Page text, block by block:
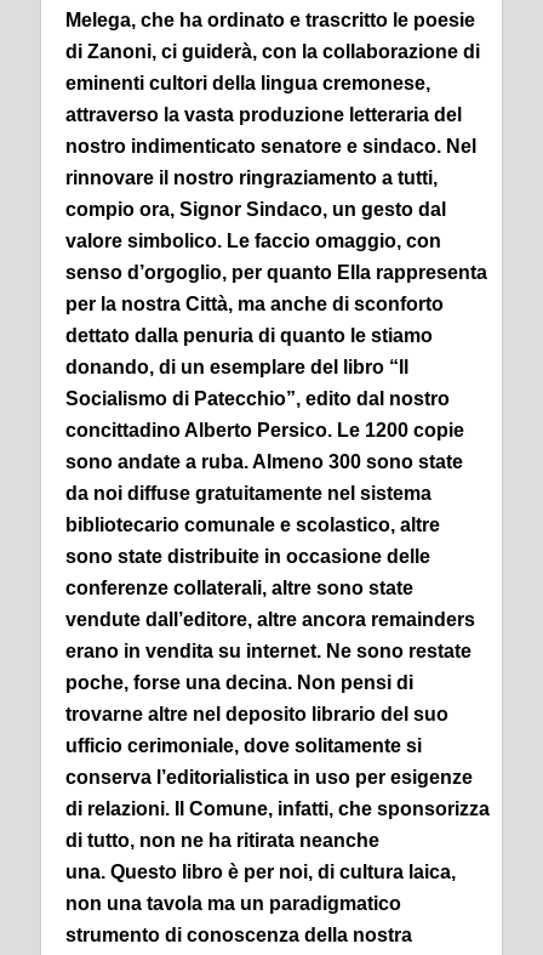
Melega, che ha ordinato e trascritto le poesie
di Zanoni, ci guiderà, con la collaborazione di
eminenti cultori della lingua cremonese,
attraverso la vasta produzione letteraria del
nostro indimenticato senatore e sindaco. Nel
rinnovare il nostro ringraziamento a tutti,
compio ora, Signor Sindaco, un gesto dal
valore simbolico. Le faccio omaggio, con
senso d’orgoglio, per quanto Ella rappresenta
per la nostra Città, ma anche di sconforto
dettato dalla penuria di quanto le stiamo
donando, di un esemplare del libro “Il
Socialismo di Patecchio”, edito dal nostro
concittadino Alberto Persico. Le 1200 copie
sono andate a ruba. Almeno 300 sono state
da noi diffuse gratuitamente nel sistema
bibliotecario comunale e scolastico, altre
sono state distribuite in occasione delle
conferenze collaterali, altre sono state
vendute dall’editore, altre ancora remainders
erano in vendita su internet. Ne sono restate
poche, forse una decina. Non pensi di
trovarne altre nel deposito librario del suo
ufficio cerimoniale, dove solitamente si
conserva l’editorialistica in uso per esigenze
di relazioni.
Il Comune, infatti, che sponsorizza
di tutto, non ne ha ritirata neanche
una. Questo libro è per noi, di cultura laica,
non una tavola ma un paradigmatico
strumento di conoscenza della nostra